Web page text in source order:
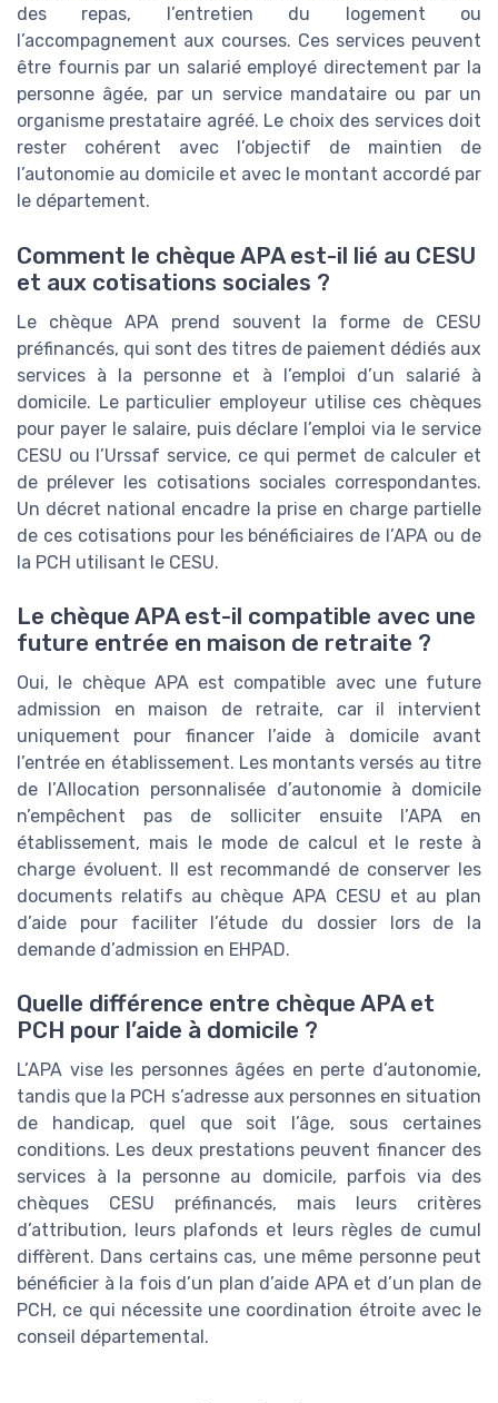
des repas, l’entretien du logement ou
l’accompagnement aux courses. Ces services peuvent
être fournis par un salarié employé directement par la
personne âgée, par un service mandataire ou par un
organisme prestataire agréé. Le choix des services doit
rester cohérent avec l’objectif de maintien de
l’autonomie au domicile et avec le montant accordé par
le département.
Comment le chèque APA est-il lié au CESU
et aux cotisations sociales ?
Le chèque APA prend souvent la forme de CESU
préfinancés, qui sont des titres de paiement dédiés aux
services à la personne et à l’emploi d’un salarié à
domicile. Le particulier employeur utilise ces chèques
pour payer le salaire, puis déclare l’emploi via le service
CESU ou l’Urssaf service, ce qui permet de calculer et
de prélever les cotisations sociales correspondantes.
Un décret national encadre la prise en charge partielle
de ces cotisations pour les bénéficiaires de l’APA ou de
la PCH utilisant le CESU.
Le chèque APA est-il compatible avec une
future entrée en maison de retraite ?
Oui, le chèque APA est compatible avec une future
admission en maison de retraite, car il intervient
uniquement pour financer l’aide à domicile avant
l’entrée en établissement. Les montants versés au titre
de l’Allocation personnalisée d’autonomie à domicile
n’empêchent pas de solliciter ensuite l’APA en
établissement, mais le mode de calcul et le reste à
charge évoluent. Il est recommandé de conserver les
documents relatifs au chèque APA CESU et au plan
d’aide pour faciliter l’étude du dossier lors de la
demande d’admission en EHPAD.
Quelle différence entre chèque APA et
PCH pour l’aide à domicile ?
L’APA vise les personnes âgées en perte d’autonomie,
tandis que la PCH s’adresse aux personnes en situation
de handicap, quel que soit l’âge, sous certaines
conditions. Les deux prestations peuvent financer des
services à la personne au domicile, parfois via des
chèques CESU préfinancés, mais leurs critères
d’attribution, leurs plafonds et leurs règles de cumul
diffèrent. Dans certains cas, une même personne peut
bénéficier à la fois d’un plan d’aide APA et d’un plan de
PCH, ce qui nécessite une coordination étroite avec le
conseil départemental.